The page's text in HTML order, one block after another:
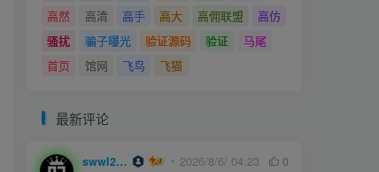
高然
高清 高手 高大 高佣联盟
高仿
骚扰
骗子曝光 验证源码 验证
马尾
首页
馆网 飞鸟 飞猫
最新评论
swwl2457 2026/8/6/ 04:23
0